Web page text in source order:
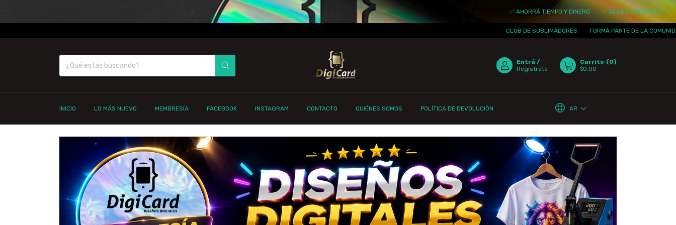
✅ AHORRÁ TIEMPO Y DINERO ✅ ACCESO INMEDIATO ✅
CLUB DE SUBLIMADORES FORMÁ PARTE DE LA COMUNIDAD ¡TE
Entrá /
Registráte
Carrito (0)
$0,00
INICIO LO MÁS NUEVO MEMBRESÍA FACEBOOK INSTAGRAM CONTACTO QUIÉNES SOMOS POLÍTICA DE DEVOLUCIÓN AR